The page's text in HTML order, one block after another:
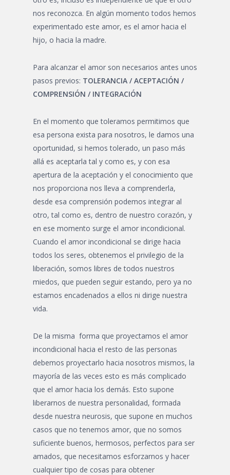
nos reconozca. En algún momento todos hemos
experimentado este amor, es el amor hacia el
hijo, o hacia la madre.
Para alcanzar el amor son necesarios antes unos
pasos previos: TOLERANCIA / ACEPTACIÓN /
COMPRENSIÓN / INTEGRACIÓN
En el momento que toleramos permitimos que
esa persona exista para nosotros, le damos una
oportunidad, si hemos tolerado, un paso más
allá es aceptarla tal y como es, y con esa
apertura de la aceptación y el conocimiento que
nos proporciona nos lleva a comprenderla,
desde esa comprensión podemos integrar al
otro, tal como es, dentro de nuestro corazón, y
en ese momento surge el amor incondicional.
Cuando el amor incondicional se dirige hacia
todos los seres, obtenemos el privilegio de la
liberación, somos libres de todos nuestros
miedos, que pueden seguir estando, pero ya no
estamos encadenados a ellos ni dirige nuestra
vida.
De la misma forma que proyectamos el amor
incondicional hacia el resto de las personas
debemos proyectarlo hacia nosotros mismos, la
mayoría de las veces esto es más complicado
que el amor hacia los demás. Esto supone
liberarnos de nuestra personalidad, formada
desde nuestra neurosis, que supone en muchos
casos que no tenemos amor, que no somos
suficiente buenos, hermosos, perfectos para ser
amados, que necesitamos esforzarnos y hacer
cualquier tipo de cosas para obtener